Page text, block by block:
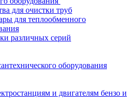
для очистки труб
для теплообменного
различных серий
оборудования
и двигателям бензо и